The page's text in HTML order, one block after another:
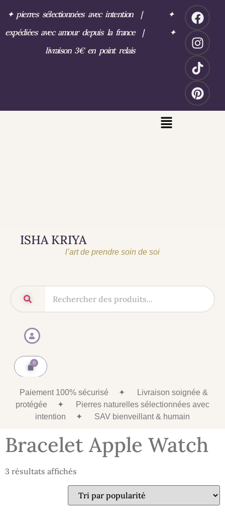
✦ pierres sélectionnées avec intention |
✦
expédiées avec amour depuis la france |
✦
livraison 3€ en point relais
ISHA KRIYA
l’art de prendre soin de soi
Paiement 100% sécurisé ✦
Livraison soignée &
protégée
✦
Pierres naturelles sélectionnées avec
intention
✦ SAV bienveillant & humain
Bracelet Apple Watch
3 résultats affichés